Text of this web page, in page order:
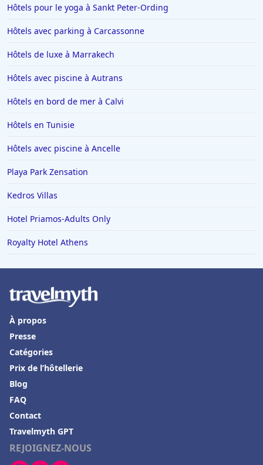
Hôtels pour le yoga à Sankt Peter-Ording
Hôtels avec parking à Carcassonne
Hôtels de luxe à Marrakech
Hôtels avec piscine à Autrans
Hôtels en bord de mer à Calvi
Hôtels en Tunisie
Hôtels avec piscine à Ancelle
Playa Park Zensation
Kedros Villas
Hotel Priamos-Αdults Only
Royalty Hotel Athens
REJOIGNEZ-NOUS
À propos
Presse
Catégories
Prix de l’hôtellerie
Blog
FAQ
Contact
Travelmyth GPT